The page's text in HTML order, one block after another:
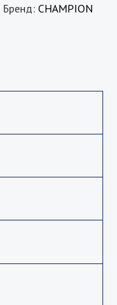
Бренд: CHAMPION